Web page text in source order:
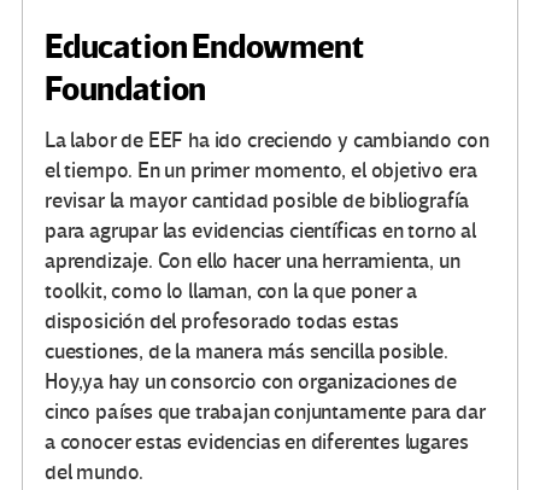
Education Endowment
Foundation
La labor de EEF ha ido creciendo y cambiando con
el tiempo. En un primer momento, el objetivo era
revisar la mayor cantidad posible de bibliografía
para agrupar las evidencias científicas en torno al
aprendizaje. Con ello hacer una herramienta, un
toolkit, como lo llaman, con la que poner a
disposición del profesorado todas estas
cuestiones, de la manera más sencilla posible.
Hoy,ya hay un consorcio con organizaciones de
cinco países que trabajan conjuntamente para dar
a conocer estas evidencias en diferentes lugares
del mundo.